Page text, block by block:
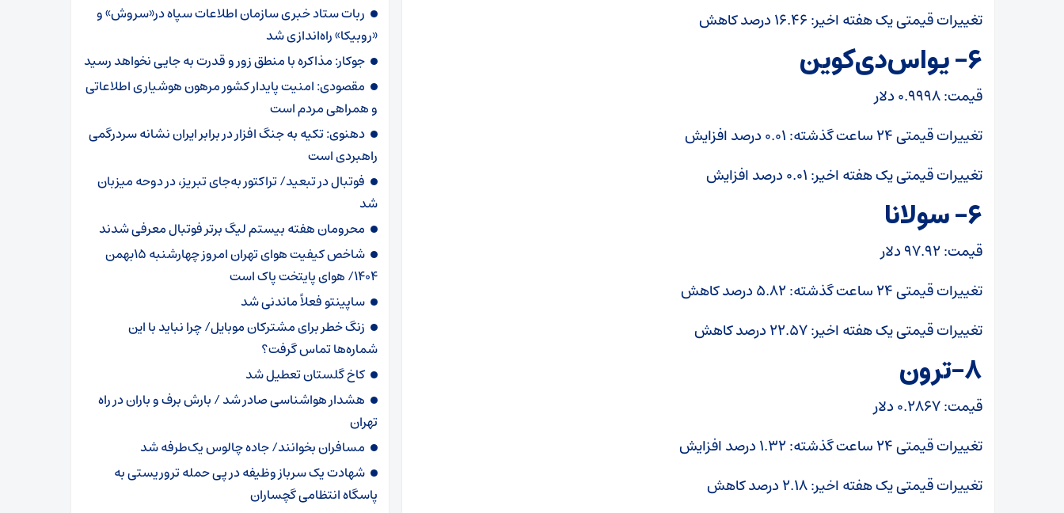
تغییرات قیمتی یک هفته اخیر: ۱۶.۴۶ درصد کاهش
۶- یواس‌دی‌کوین
قیمت: ۰.۹۹۹۸ دلار
تغییرات قیمتی ۲۴ ساعت گذشته: ۰.۰۱ درصد افزایش
تغییرات قیمتی یک هفته اخیر: ۰.۰۱ درصد افزایش
۶- سولانا
قیمت: ۹۷.۹۲ دلار
تغییرات قیمتی ۲۴ ساعت گذشته: ۵.۸۲ درصد کاهش
تغییرات قیمتی یک هفته اخیر: ۲۲.۵۷ درصد کاهش
۸-ترون
قیمت: ۰.۲۸۶۷ دلار
تغییرات قیمتی ۲۴ ساعت گذشته: ۱.۳۲ درصد افزایش
تغییرات قیمتی یک هفته اخیر: ۲.۱۸ درصد کاهش
ربات ستاد خبری سازمان اطلاعات سپاه در«سروش» و
«روبیکا» راه‌اندازی شد
جوکار: مذاکره با منطق زور و قدرت به جایی نخواهد رسید
مقصودی: امنیت پایدار کشور مرهون هوشیاری اطلاعاتی
و همراهی مردم است
دهنوی: تکیه به جنگ افزار در برابر ایران نشانه سردرگمی
راهبردی است
فوتبال در تبعید/ تراکتور به‌جای تبریز، در دوحه میزبان
شد
محرومان هفته بیستم لیگ برتر فوتبال معرفی شدند
شاخص کیفیت هوای تهران امروز چهارشنبه 15بهمن
1404/ هوای پایتخت پاک است
ساپینتو فعلاً ماندنی شد
زنگ خطر برای مشترکان موبایل/ چرا نباید با این
شماره‌ها تماس گرفت؟
کاخ گلستان تعطیل شد
هشدار هواشناسی صادر شد / بارش برف و باران در راه
تهران
مسافران بخوانند/ جاده چالوس یک‌طرفه شد
شهادت یک سرباز وظیفه در پی حمله تروریستی به
پاسگاه انتظامی گچساران